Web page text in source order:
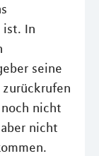
ist. In
seine
nicht
nicht